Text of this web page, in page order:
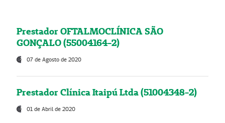
Prestador OFTALMOCLÍNICA SÃO
GONÇALO (55004164-2)
07 de Agosto de 2020
Prestador Clínica Itaipú Ltda (51004348-2)
01 de Abril de 2020